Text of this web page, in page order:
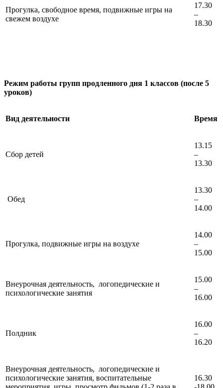
Прогулка, свободное время, подвижные игры на
свежем воздухе
17.30
–
18.30
Режим работы групп продленного дня 1 классов (после 5
уроков)
Вид деятельности Время
Сбор детей
13.15
–
13.30
Обед
13.30
–
14.00
Прогулка, подвижные игры на воздухе
14.00
–
15.00
Внеурочная деятельность, логопедические и
психологические занятия
15.00
–
16.00
Полдник
16.00
–
16.20
Внеурочная деятельность, логопедические и
психологические занятия, воспитательные
16.30